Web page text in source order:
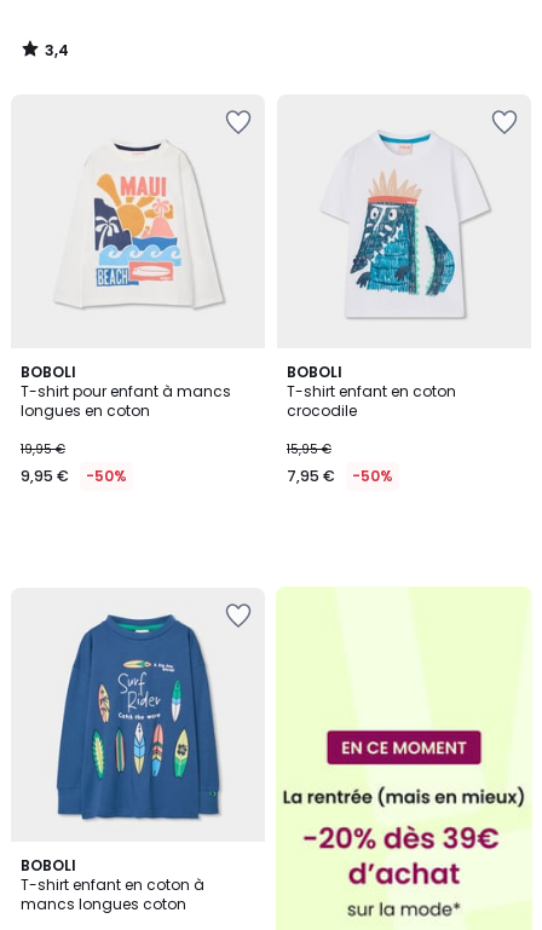
notre
programme
3,4
/
BOBOLI
T-shirt pour enfant à mancs
longues en coton
19,95 €
9,95 € -50%
BOBOLI
T-shirt enfant en coton
crocodile
15,95 €
7,95 € -50%
BOBOLI
T-shirt enfant en coton à
mancs longues coton